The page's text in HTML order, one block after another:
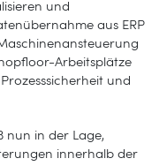
und
aus ERP
Arbeitsplätze
und
nun in der Lage,
innerhalb der